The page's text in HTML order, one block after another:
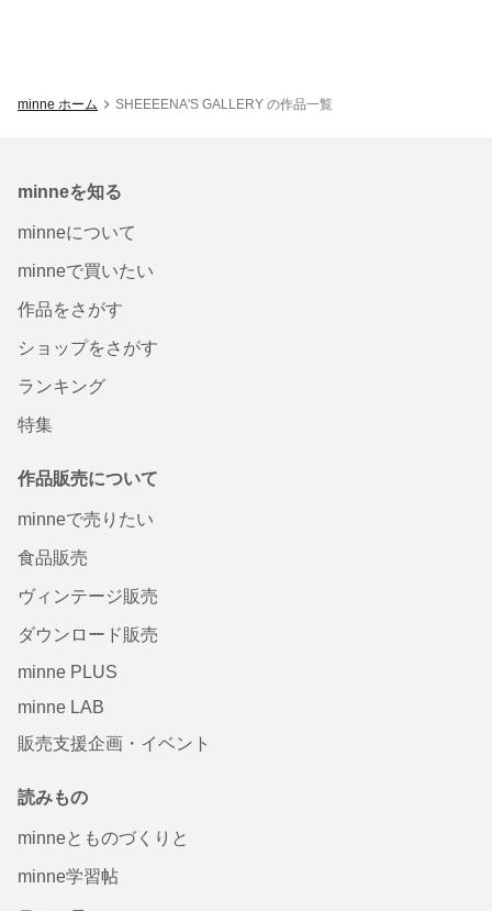
minne ホーム SHEEEENA'S GALLERY の作品一覧
minneを知る
minneについて
minneで買いたい
作品をさがす
ショップをさがす
ランキング
特集
作品販売について
minneで売りたい
食品販売
ヴィンテージ販売
ダウンロード販売
minne PLUS
minne LAB
販売支援企画・イベント
読みもの
minneとものづくりと
minne学習帖